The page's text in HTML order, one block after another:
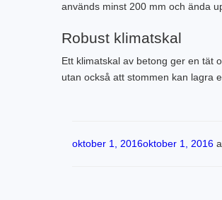
används minst 200 mm och ända
Robust klimatskal
Ett klimatskal av betong ger en tät
utan också att stommen kan lagra
Publicerat
oktober 1, 2016oktober 1, 2016